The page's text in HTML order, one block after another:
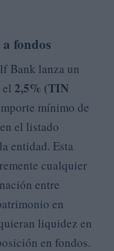
fondos
Bank lanza un
2,5% (TIN
mínimo de
el listado
entidad. Esta
cualquier
entre
en
liquidez en
en fondos.